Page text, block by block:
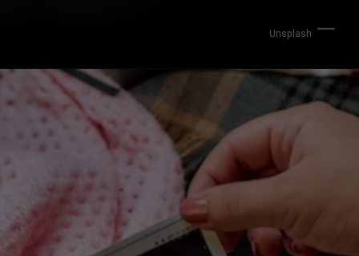
Unsplash